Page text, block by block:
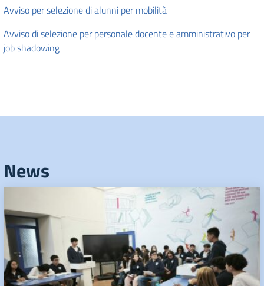
Avviso per selezione di alunni per mobilità
Avviso di selezione per personale docente e amministrativo per
job shadowing
News